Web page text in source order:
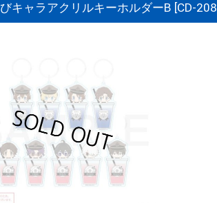
キャラアクリルキーホルダーB [CD-